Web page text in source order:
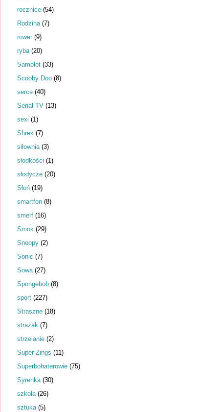
rocznice (54)
Rodzina (7)
rower (9)
ryba (20)
Samolot (33)
Scooby Doo (8)
serce (40)
Serial TV (13)
sexi (1)
Shrek (7)
siłownia (3)
słodkości (1)
słodycze (20)
Słoń (19)
smartfon (8)
smerf (16)
Smok (29)
Snoopy (2)
Sonic (7)
Sowa (27)
Spongebob (8)
sport (227)
Straszne (18)
strażak (7)
strzelanie (2)
Super Zings (11)
Superbohaterowie (75)
Syrenka (30)
szkoła (26)
sztuka (5)